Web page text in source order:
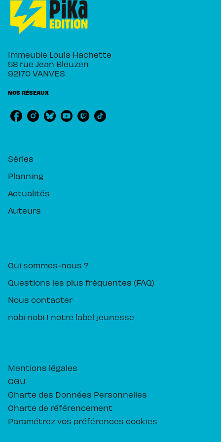
Immeuble Louis Hachette
58 rue Jean Bleuzen
92170 VANVES
NOS RÉSEAUX
Séries
Planning
Actualités
Auteurs
Qui sommes-nous ?
Questions les plus fréquentes (FAQ)
Nous contacter
nobi nobi ! notre label jeunesse
Mentions légales
CGU
Charte des Données Personnelles
Charte de référencement
Paramétrez vos préférences cookies